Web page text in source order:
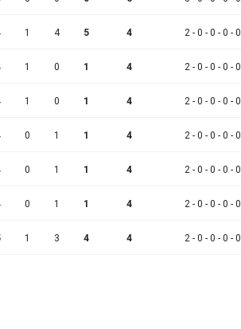
1 4 5 4 2 - 0 - 0 - 0 - 0
1 0 1 4 2 - 0 - 0 - 0 - 0
1 0 1 4 2 - 0 - 0 - 0 - 0
0 1 1 4 2 - 0 - 0 - 0 - 0
0 1 1 4 2 - 0 - 0 - 0 - 0
0 1 1 4 2 - 0 - 0 - 0 - 0
1 3 4 4 2 - 0 - 0 - 0 - 0